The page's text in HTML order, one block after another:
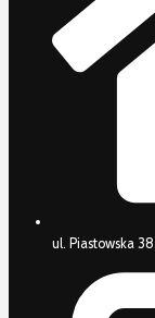
ul. Piastowska